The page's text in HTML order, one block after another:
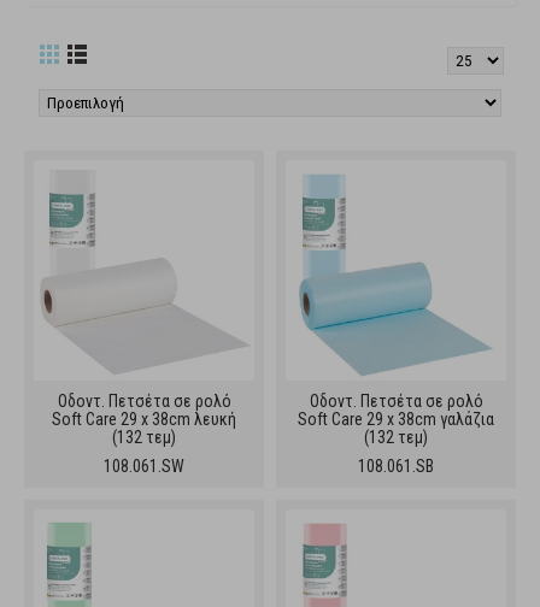
Οδοντ. Πετσέτα σε ρολό
Soft Care 29 x 38cm λευκή
(132 τεμ)
108.061.SW
Οδοντ. Πετσέτα σε ρολό
Soft Care 29 x 38cm γαλάζια
(132 τεμ)
108.061.SB